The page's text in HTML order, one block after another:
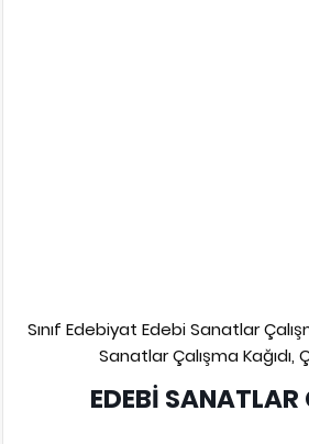
9.Sınıf Edebiyat Edebi Sanatlar
Sanatlar Çalışma Kağıdı,
EDEBİ